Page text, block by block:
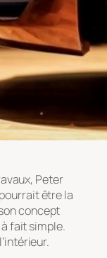
Peter
être la
concept
fait simple.